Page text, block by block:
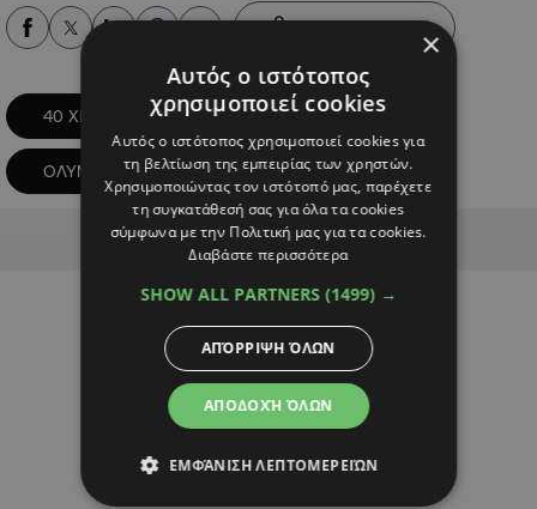
40 ΧΡΟΝΙΑ ΘΥΡΑ 7
ΟΛΥΜΠΙΑΚΟΣ ΠΕΙΡΑΙΩΣ
Advertisement
×
Αυτός ο ιστότοπος
χρησιμοποιεί cookies
Αυτός ο ιστότοπος χρησιμοποιεί cookies για
τη βελτίωση της εμπειρίας των χρηστών.
Χρησιμοποιώντας τον ιστότοπό μας, παρέχετε
τη συγκατάθεσή σας για όλα τα cookies
σύμφωνα με την Πολιτική μας για τα cookies.
Διαβάστε περισσότερα
SHOW ALL PARTNERS (1499) →
ΑΠΟΔΟΧΉ ΌΛΩΝ
ΑΠΌΡΡΙΨΗ ΌΛΩΝ
ΕΜΦΆΝΙΣΗ ΛΕΠΤΟΜΕΡΕΙΏΝ